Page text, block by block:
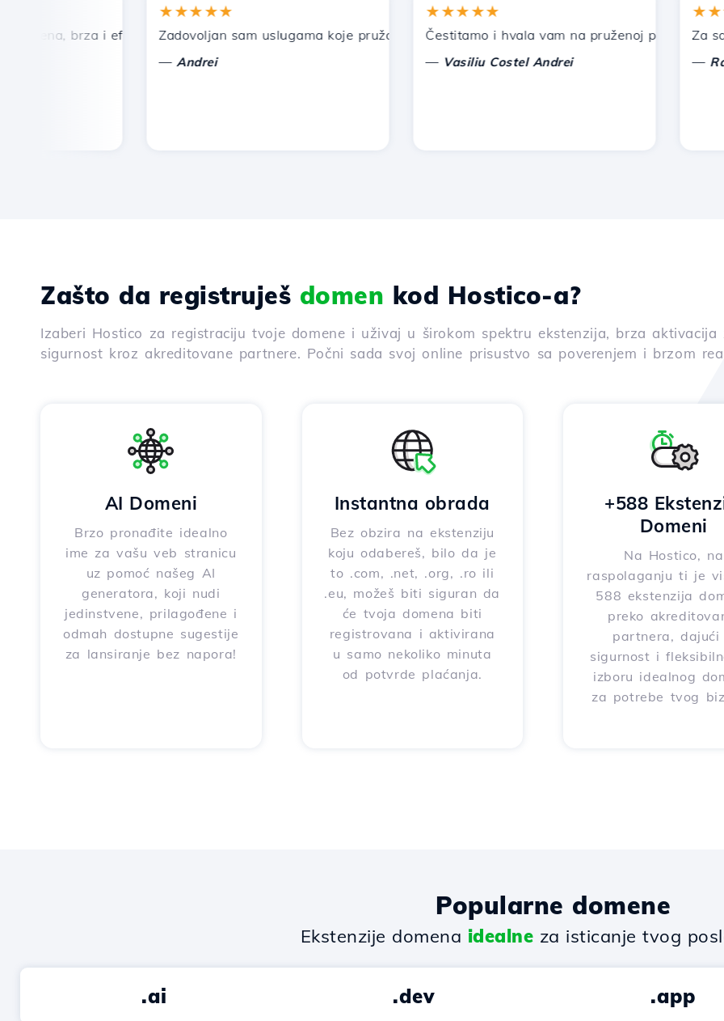
brza i efikasna tehnička podrška.
★★★★★
Zadovoljan sam uslugama koje pruža Hostico. Preporučio sam vas i drugim poznanicima.
Andrei
★★★★★
Čestitamo i hvala vam na pruženoj podršci!
Vasiliu Costel Andrei
Za
Radu
Zašto da registruješ domen kod Hostico-a?
Izaberi Hostico za registraciju tvoje domene i uživaj u širokom spektru ekstenzija, brza
sigurnost kroz akreditovane partnere. Počni sada svoj online prisustvo sa poverenjem i brzom
AI Domeni
Brzo pronađite idealno
ime za vašu veb stranicu
uz pomoć našeg AI
generatora, koji nudi
jedinstvene, prilagođene i
odmah dostupne sugestije
za lansiranje bez napora!
Instantna obrada
Bez obzira na ekstenziju
koju odabereš, bilo da je
to .com, .net, .org, .ro ili
.eu, možeš biti siguran da
će tvoja domena biti
registrovana i aktivirana
u samo nekoliko minuta
od potvrde plaćanja.
+588
Domeni
Na Hostico, na
raspolaganju ti je
588 ekstenzija
preko
partnera,
sigurnost i
izboru idealnog
za potrebe tvog
Popularne domene
Ekstenzije domena idealne za isticanje tvog
.ai .dev .app